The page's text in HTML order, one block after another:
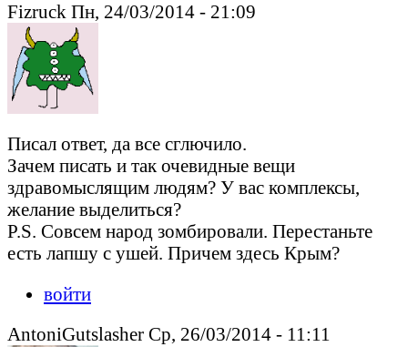
Fizruck Пн, 24/03/2014 - 21:09
Писал ответ, да все сглючило.
Зачем писать и так очевидные вещи
здравомыслящим людям? У вас комплексы,
желание выделиться?
P.S. Совсем народ зомбировали. Перестаньте
есть лапшу с ушей. Причем здесь Крым?
войти
AntoniGutslasher Ср, 26/03/2014 - 11:11